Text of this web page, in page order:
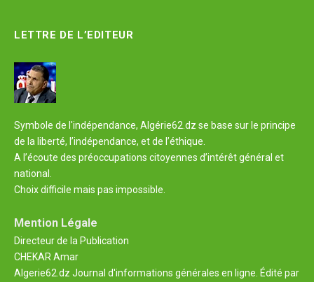
LETTRE DE L’EDITEUR
Symbole de l'indépendance, Algérie62.dz se base sur le principe
de la liberté, l’indépendance, et de l’éthique.
A l’écoute des préoccupations citoyennes d’intérêt général et
national.
Choix difficile mais pas impossible.
Mention Légale
Directeur de la Publication
CHEKAR Amar
Algerie62.dz Journal d'informations générales en ligne. Édité par